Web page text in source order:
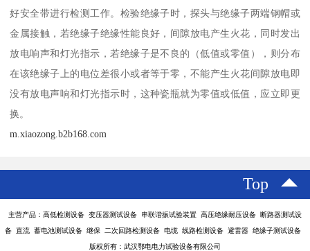
好安全带进行检测工作。检验绝缘子时，探头与绝缘子两端钢帽或
金属接触，若绝缘子绝缘性能良好，间隙放电产生火花，同时发出
放电响声和灯光指示，若绝缘子是不良的（低值或零值），则分布
在该绝缘子上的电位差很小或者等于零，不能产生火花间隙放电即
没有放电声响和灯光指示时，这种瓷瓶就为零值或低值，应立即更
换。
m.xiaozong.b2b168.com
Top
主营产品：高低检测设备 变压器测试设备 串联谐振试验装置 高压绝缘耐压设备 断路器测试设
备 直流 蓄电池测试设备 继保 二次回路检测设备 电缆 线路检测设备 避雷器 绝缘子测试设备
版权所有：武汉鄂电电力试验设备有限公司